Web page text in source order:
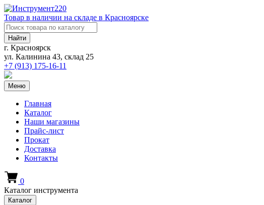
Товар в наличии на складе в Красноярске
Найти
г. Красноярск
ул. Калинина 43, склад 25
+7 (913) 175-16-11
Меню
Главная
Каталог
Наши магазины
Прайс-лист
Прокат
Доставка
Контакты
0
Каталог инструмента
Каталог